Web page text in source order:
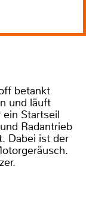
betankt
und läuft
Startseil
Radantrieb
Dabei ist der